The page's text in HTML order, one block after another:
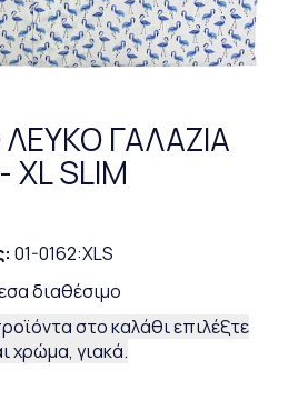
ΓΑΛΑΖΙΑ
SLIM
01-0162:XLS
διαθέσιμο
στο καλάθι επιλέξτε
χρώμα, γιακά.